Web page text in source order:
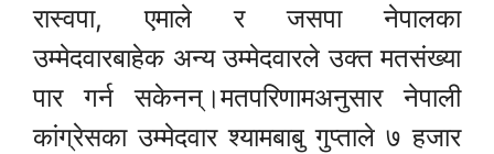
रास्वपा, एमाले र जसपा नेपालका
उम्मेदवारबाहेक अन्य उम्मेदवारले उक्त मतसंख्या
पार गर्न सकेनन्।मतपरिणामअनुसार नेपाली
कांग्रेसका उम्मेदवार श्यामबाबु गुप्ताले ७ हजार